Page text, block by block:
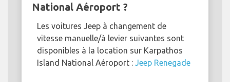
National Aéroport ?
Les voitures Jeep à changement de
vitesse manuelle/à levier suivantes sont
disponibles à la location sur Karpathos
Island National Aéroport : Jeep Renegade